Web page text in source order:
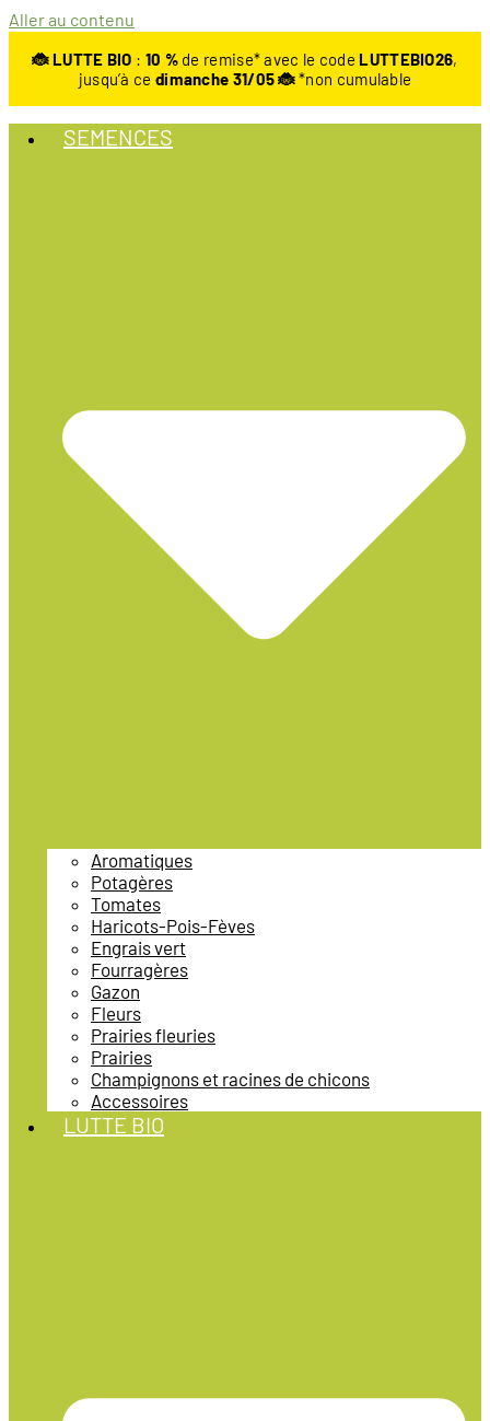
Aller au contenu
🐞 LUTTE BIO : 10 %de remise* avec le code LUTTEBIO26,
jusqu’à ce dimanche 31/05 🐞*non cumulable
SEMENCES
Aromatiques
Potagères
Tomates
Haricots-Pois-Fèves
Engrais vert
Fourragères
Gazon
Fleurs
Prairies fleuries
Prairies
Champignons et racines de chicons
Accessoires
LUTTE BIO